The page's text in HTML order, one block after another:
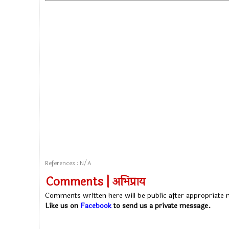
References : N/A
Comments | अभिप्राय
Comments written here will be public after appropriate
Like us on Facebookto send us a private message.